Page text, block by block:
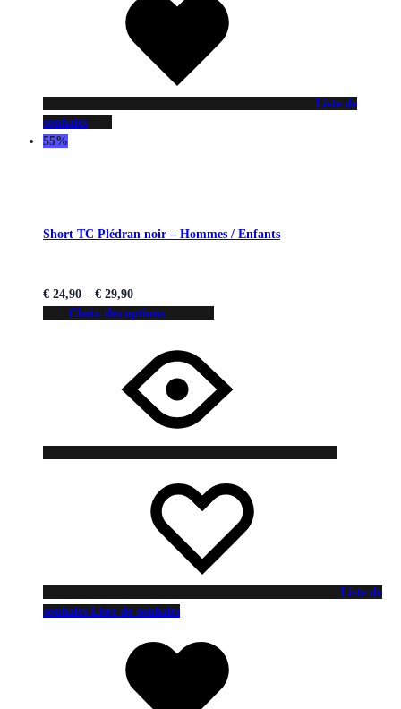
Liste de
souhaits
55%
Short TC Plédran noir – Hommes / Enfants
€ 24,90 – € 29,90
Choix des options
Liste de
souhaits Liste de souhaits